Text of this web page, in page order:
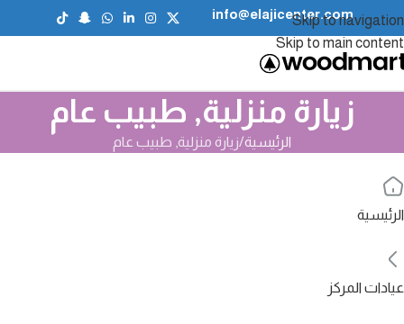
Skip to navigation
Skip to main content
info@elajicenter.com
زيارة منزلية, طبيب عام
الرئيسية زيارة منزلية, طبيب عام
الرئيسية
عيادات المركز